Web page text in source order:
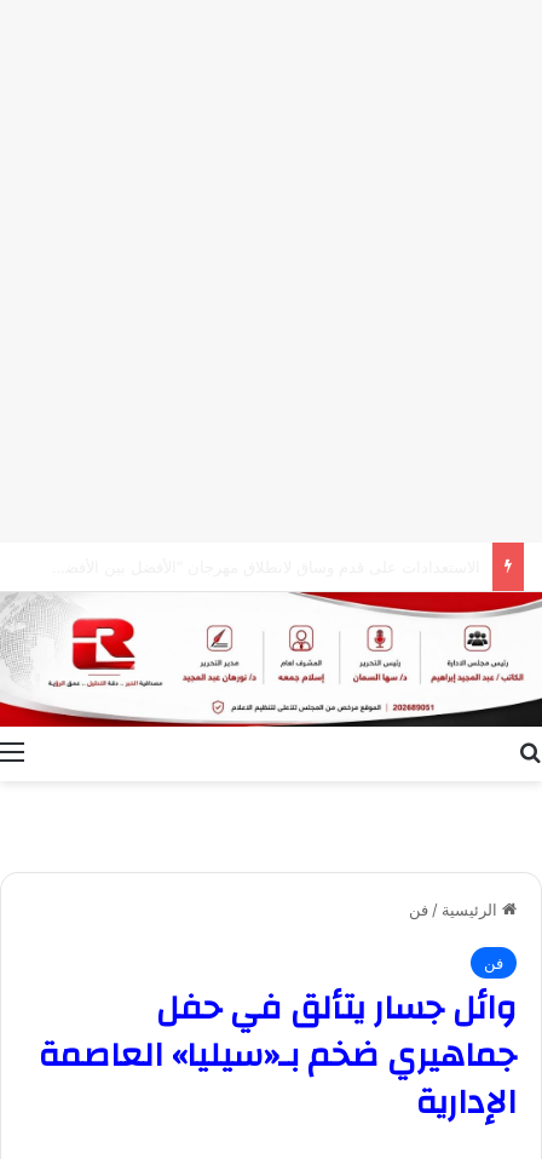
الرئيسية / فن
فن
وائل جسار يتألق في حفل
جماهيري ضخم بـ«سيليا» العاصمة
الإدارية